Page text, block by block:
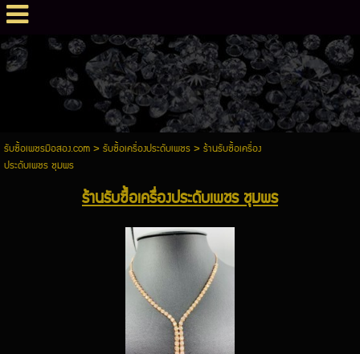
รับซื้อเพชรมือสอง.com> รับซื้อเครื่องประดับเพชร> ร้านรับซื้อเครื่อง
ประดับเพชร ชุมพร
ร้านรับซื้อเครื่องประดับเพชร ชุมพร